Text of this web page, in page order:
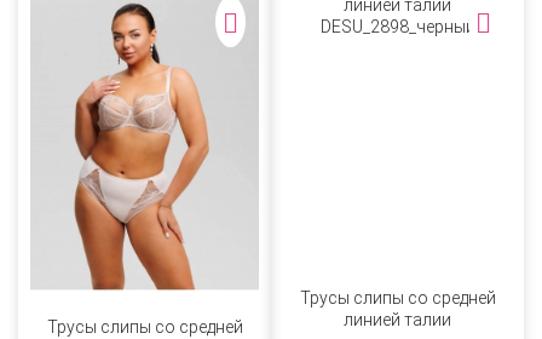
Трусы слипы со средней
Трусы слипы со средней
линией талии